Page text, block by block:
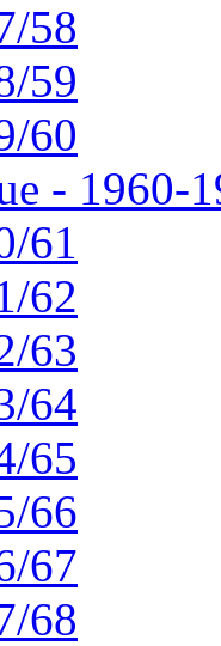
58
59
60
- 1960-
61
62
63
64
65
66
67
68